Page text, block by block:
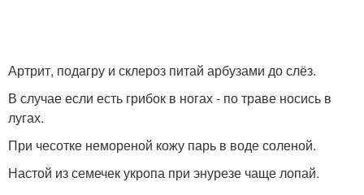
Артрит, подагру и склероз питай арбузами до слёз.
В случае если есть грибок в ногах - по траве носись в
лугах.
При чесотке немореной кожу парь в воде соленой.
Настой из семечек укропа при энурезе чаще лопай.